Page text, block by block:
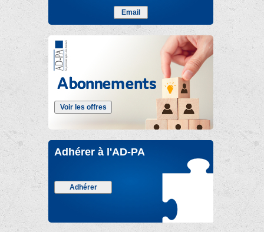
Email
Voir les offres
Adhérer à l'AD-PA
Adhérer